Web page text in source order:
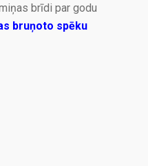
brīdi par godu
bruņoto spēku